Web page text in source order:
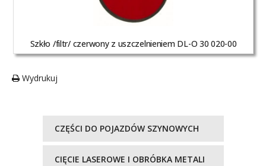
Szkło /filtr/ czerwony z uszczelnieniem DL-O 30 020-00
Wydrukuj
CZĘŚCI DO POJAZDÓW SZYNOWYCH
CIĘCIE LASEROWE I OBRÓBKA METALI